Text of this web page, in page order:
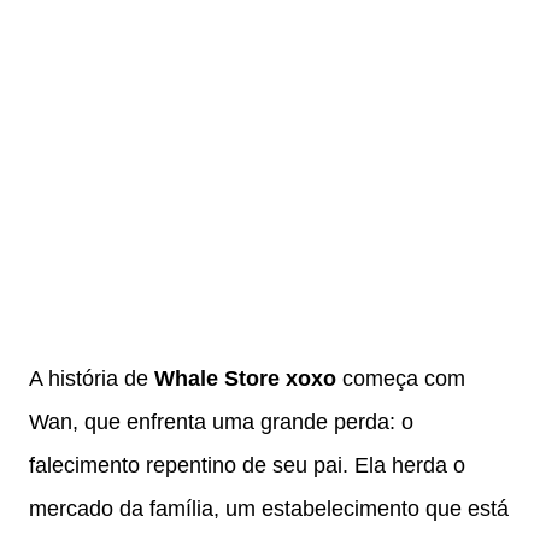
A história de Whale Store xoxo começa com
Wan, que enfrenta uma grande perda: o
falecimento repentino de seu pai. Ela herda o
mercado da família, um estabelecimento que está